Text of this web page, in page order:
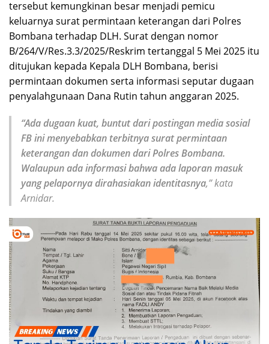
tersebut kemungkinan besar menjadi pemicu
keluarnya surat permintaan keterangan dari Polres
Bombana terhadap DLH. Surat dengan nomor
B/264/V/Res.3.3/2025/Reskrim tertanggal 5 Mei 2025 itu
ditujukan kepada Kepala DLH Bombana, berisi
permintaan dokumen serta informasi seputar dugaan
penyalahgunaan Dana Rutin tahun anggaran 2025.
“Ada dugaan kuat, buntut dari postingan media sosial
FB ini menyebabkan terbitnya surat permintaan
keterangan dan dokumen dari Polres Bombana.
Walaupun ada informasi bahwa ada laporan masuk
yang pelapornya dirahasiakan identitasnya,” kata
Arnidar.